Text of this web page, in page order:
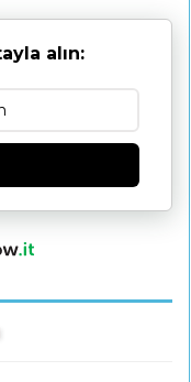
alın: